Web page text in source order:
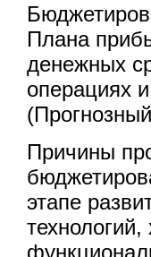
Плана
денежных
операциях
Причины
этапе